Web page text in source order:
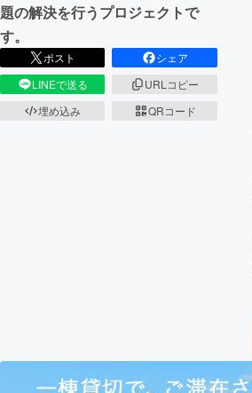
題の解決を行うプロジェクトで
す。
ポスト
シェア
LINEで送る
URLコピー
埋め込み
QRコード